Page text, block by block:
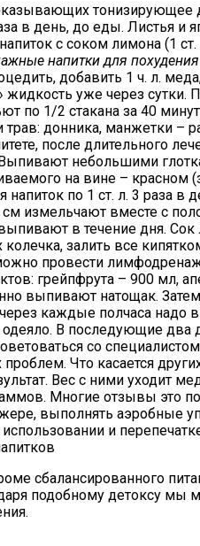
тонизирующее
в день, до еды. Листья
с соком лимона (1
напитки для похудения
добавить 1 ч. л.
жидкость уже через
по 1/2 стакана за 40
донника, манжетки –
после длительного
небольшими
на вине –
по 1 ст. л. 3 раза в
измельчают вместе с
в течение дня.
залить все
провести
грейпфрута – 900
выпивают натощак.
каждые полчаса
В последующие два
со
Что касается
Вес с ними уходит
Многие отзывы это
выполнять аэробные
и
сбалансированного
подобному детоксу